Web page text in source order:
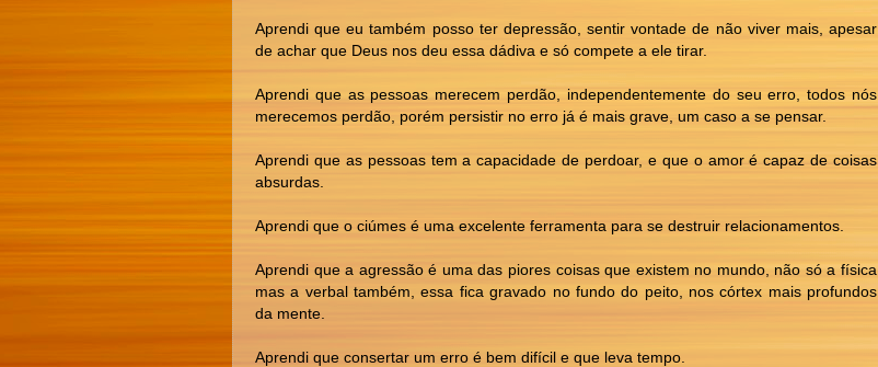
Aprendi que eu também posso ter depressão, sentir vontade de não viver mais, apesar
de achar que Deus nos deu essa dádiva e só compete a ele tirar.
Aprendi que as pessoas merecem perdão, independentemente do seu erro, todos nós
merecemos perdão, porém persistir no erro já é mais grave, um caso a se pensar.
Aprendi que as pessoas tem a capacidade de perdoar, e que o amor é capaz de coisas
absurdas.
Aprendi que o ciúmes é uma excelente ferramenta para se destruir relacionamentos.
Aprendi que a agressão é uma das piores coisas que existem no mundo, não só a física
mas a verbal também, essa fica gravado no fundo do peito, nos córtex mais profundos
da mente.
Aprendi que consertar um erro é bem difícil e que leva tempo.